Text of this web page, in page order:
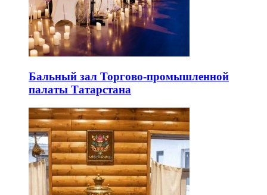
Бальный зал Торгово-промышленной
палаты Татарстана